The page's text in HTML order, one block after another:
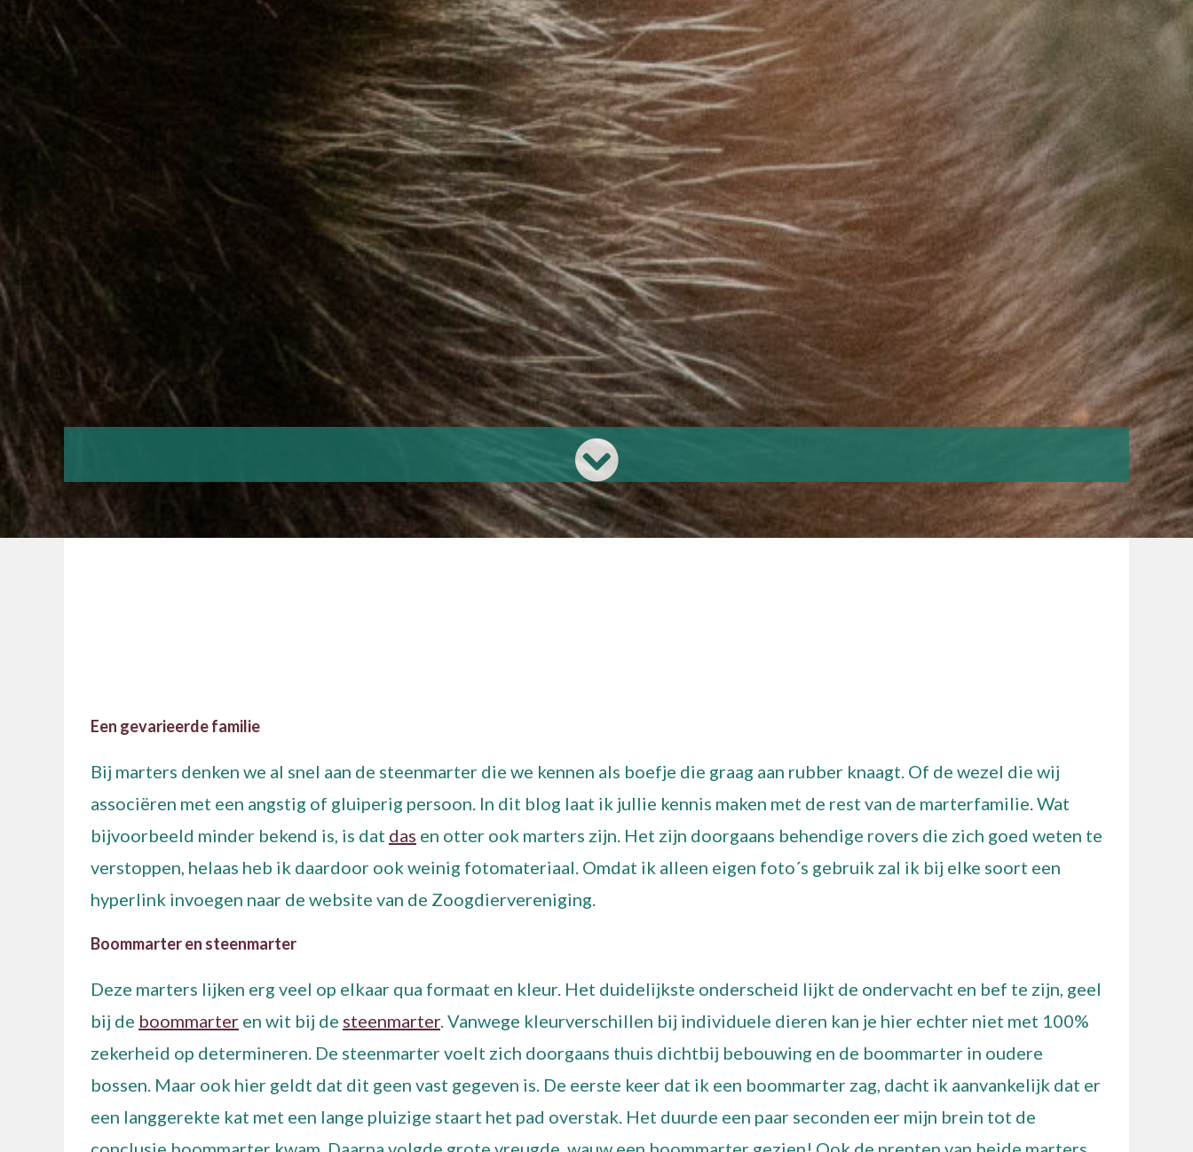
Een gevarieerde familie
Bij marters denken we al snel aan de steenmarter die we kennen als boefje die graag aan rubber knaagt. Of de wezel die wij
associëren met een angstig of gluiperig persoon. In dit blog laat ik jullie kennis maken met de rest van de marterfamilie. Wat
bijvoorbeeld minder bekend is, is dat das en otter ook marters zijn. Het zijn doorgaans behendige rovers die zich goed weten te
verstoppen, helaas heb ik daardoor ook weinig fotomateriaal. Omdat ik alleen eigen foto´s gebruik zal ik bij elke soort een
hyperlink invoegen naar de website van de Zoogdiervereniging.
Boommarter en steenmarter
Deze marters lijken erg veel op elkaar qua formaat en kleur. Het duidelijkste onderscheid lijkt de ondervacht en bef te zijn, geel
bij de boommarter en wit bij de steenmarter. Vanwege kleurverschillen bij individuele dieren kan je hier echter niet met 100%
zekerheid op determineren. De steenmarter voelt zich doorgaans thuis dichtbij bebouwing en de boommarter in oudere
bossen. Maar ook hier geldt dat dit geen vast gegeven is. De eerste keer dat ik een boommarter zag, dacht ik aanvankelijk dat er
een langgerekte kat met een lange pluizige staart het pad overstak. Het duurde een paar seconden eer mijn brein tot de